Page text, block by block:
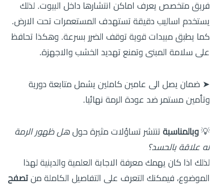
فريق متخصص يعرف اماكن انتشارها داخل البيوت. لذلك
يستخدم اساليب دقيقة تستهدف المستعمرات تحت الارض.
كما يطبق مبيدات قوية توقف الضرر بسرعة. وهكذا تحافظ
على سلامة المبنى وتمنع تهديد الخشب والاجهزة.
➤ ضمان يصل الى عامين كاملين يشمل متابعة دورية
وتأمين مستمر ضد عودة الرمة نهائيا.
💡 وبالمناسبة تنتشر تساؤلات مثيرة حول هل ظهور الرمة
له علاقة بالحسد؟
لذلك اذا كان يهمك معرفة الاجابة العلمية والدينية لهذا
الموضوع، فيمكنك التعرف على التفاصيل الكاملة من تصفح